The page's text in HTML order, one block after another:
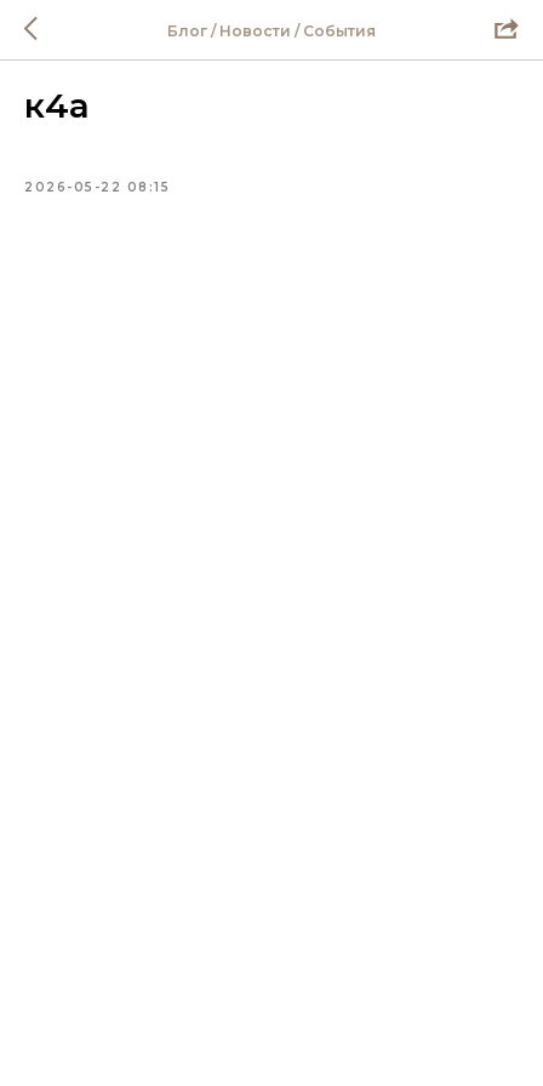
Блог / Новости / События
к4а
2026-05-22 08:15